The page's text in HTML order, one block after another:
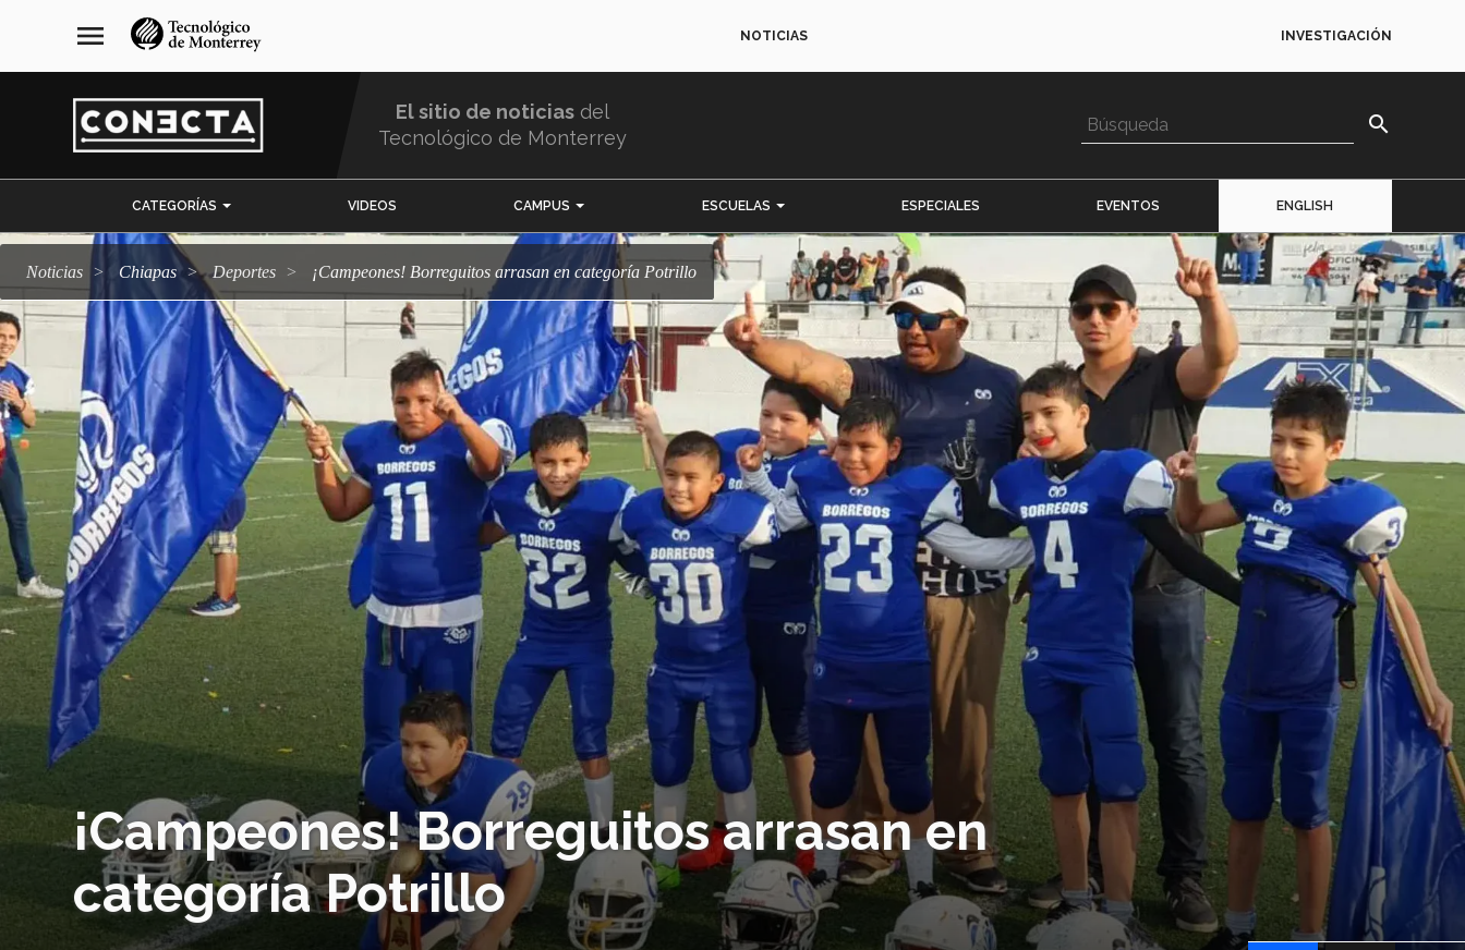
navegación
principal
menu NOTICIAS INVESTIGACIÓN
El sitio de noticias del
Tecnológico de Monterrey
search
CATEGORÍAS VIDEOS CAMPUS ESCUELAS ESPECIALES EVENTOS ENGLISH
Noticias Chiapas deportes ¡Campeones! Borreguitos arrasan en categoría Potrillo
¡Campeones! Borreguitos arrasan en
categoría Potrillo
X
Facebook